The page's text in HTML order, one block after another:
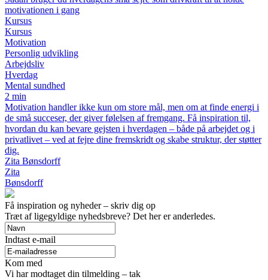
motivationen i gang
Kursus
Kursus
Motivation
Personlig udvikling
Arbejdsliv
Hverdag
Mental sundhed
2 min
Motivation handler ikke kun om store mål, men om at finde energi i
de små succeser, der giver følelsen af fremgang. Få inspiration til,
hvordan du kan bevare gejsten i hverdagen – både på arbejdet og i
privatlivet – ved at fejre dine fremskridt og skabe struktur, der støtter
dig.
Zita Bønsdorff
Zita
Bønsdorff
Få inspiration og nyheder – skriv dig op
Træt af ligegyldige nyhedsbreve? Det her er anderledes.
Indtast e-mail
Kom med
Vi har modtaget din tilmelding – tak